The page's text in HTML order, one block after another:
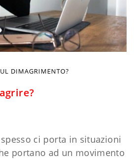
DIMAGRIMENTO?
ci porta in situazioni
portano ad un movimento